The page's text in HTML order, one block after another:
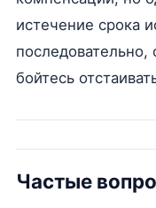
истечение срока
бойтесь
Частые